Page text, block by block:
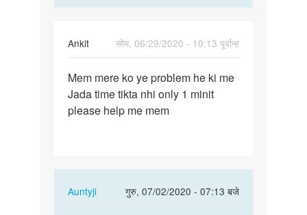
Ankit
सोम, 06/29/2020 - 10:13 पूर्वान्ह
Mem
mere
ko
Mem mere ko ye problem he ki me
Jada time tikta nhi only 1 minit
please help me mem
Auntyji
गुरु, 07/02/2020 - 07:13 बजे
In